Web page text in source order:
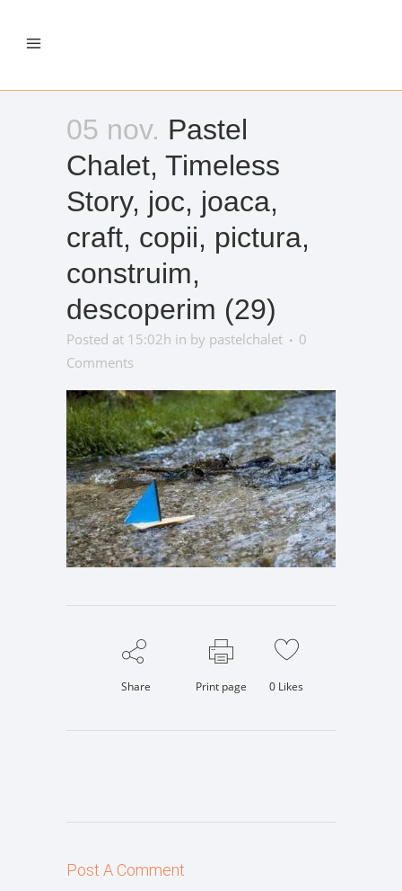
05 nov. Pastel
Chalet, Timeless
Story, joc, joaca,
craft, copii, pictura,
construim,
descoperim (29)
Posted at 15:02h in by pastelchalet
0
Comments
Share Print page 0 Likes
Post A Comment